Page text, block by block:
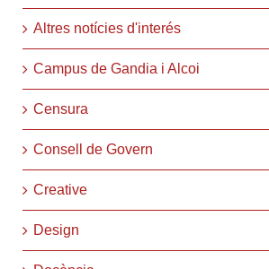
Altres notícies d'interés
Campus de Gandia i Alcoi
Censura
Consell de Govern
Creative
Design